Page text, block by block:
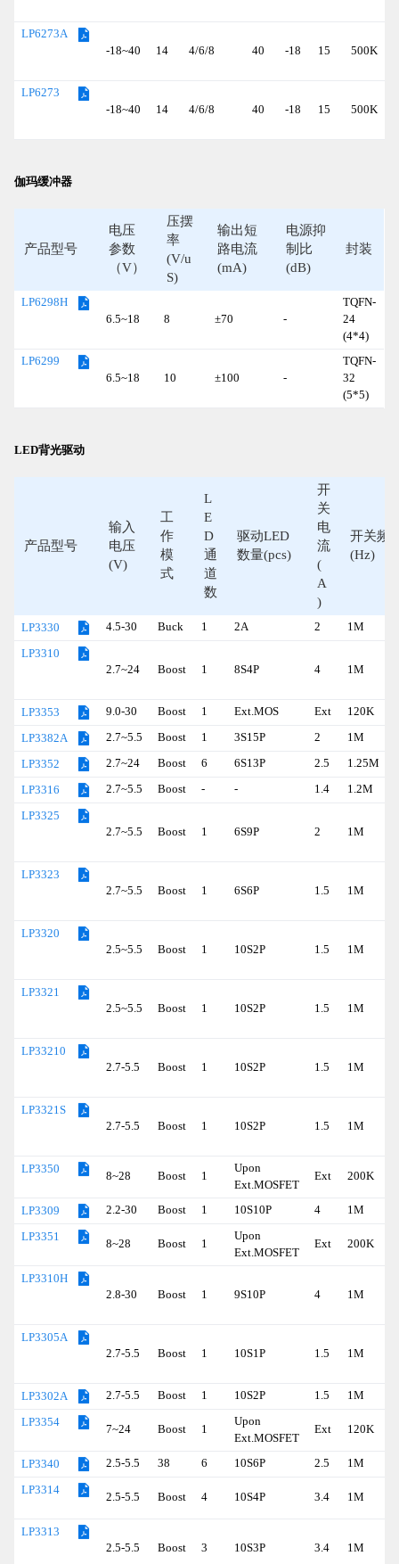
LP6273A
-18~40
14 4/6/8 40 -18 15 500K
LP6273
-18~40
14 4/6/8 40 -18 15 500K
伽玛缓冲器
产品型号
电压
参数
（V）
压摆
率
(V/u
S)
输出短
路电流
(mA)
电源抑
制比
(dB)
封装
LP6298H
6.5~18
8 ±70 -
TQFN-
24
(4*4)
LP6299
6.5~18
10 ±100 -
TQFN-
32
(5*5)
LED背光驱动
产品型号
输入
电压
(V)
工
作
模
式
L
E
D
通
道
数
驱动LED
数量(pcs)
开
关
电
流
(
A
)
开关频
(Hz)
LP3330 4.5-30 Buck 1 2A 2 1M
LP3310
2.7~24
Boost 1 8S4P 4 1M
LP3353 9.0-30 Boost 1 Ext.MOS Ext 120K
LP3382A 2.7~5.5 Boost 1 3S15P 2 1M
LP3352 2.7~24 Boost 6 6S13P 2.5 1.25M
LP3316 2.7~5.5 Boost - - 1.4 1.2M
LP3325
2.7~5.5
Boost 1 6S9P 2 1M
LP3323
2.7~5.5
Boost 1 6S6P 1.5 1M
LP3320
2.5~5.5
Boost 1 10S2P 1.5 1M
LP3321
2.5~5.5
Boost 1 10S2P 1.5 1M
LP33210
2.7-5.5
Boost 1 10S2P 1.5 1M
LP3321S
2.7-5.5
Boost 1 10S2P 1.5 1M
LP3350
8~28 Boost 1
Upon
Ext.MOSFET
Ext 200K
LP3309 2.2-30 Boost 1 10S10P 4 1M
LP3351
8~28 Boost 1
Upon
Ext.MOSFET
Ext 200K
LP3310H
2.8-30
Boost 1 9S10P 4 1M
LP3305A
2.7-5.5
Boost 1 10S1P 1.5 1M
LP3302A 2.7-5.5 Boost 1 10S2P 1.5 1M
LP3354
7~24 Boost 1
Upon
Ext.MOSFET
Ext 120K
LP3340 2.5-5.5 38 6 10S6P 2.5 1M
LP3314
2.5-5.5 Boost 4 10S4P 3.4 1M
LP3313
2.5-5.5
Boost 3 10S3P 3.4 1M